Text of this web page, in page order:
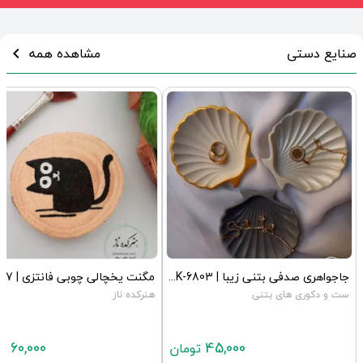
صنایع دستی مشاهده همه chevron_left
جاجواهری صدفی بتنی زیبا | JCHK-6803
ست و دکوری های بتنی
45,000 تومان
هنرکده ناز
60,000